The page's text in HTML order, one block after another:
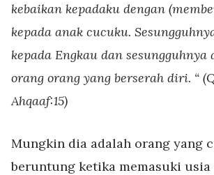
kebaikan kepadaku dengan
kepada anak cucuku.
kepada Engkau dan
orang orang yang berserah diri. “
Ahqaaf:15)
Mungkin dia adalah orang yang
beruntung ketika memasuki usia